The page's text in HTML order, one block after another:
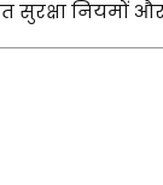
सुरक्षा नियमों